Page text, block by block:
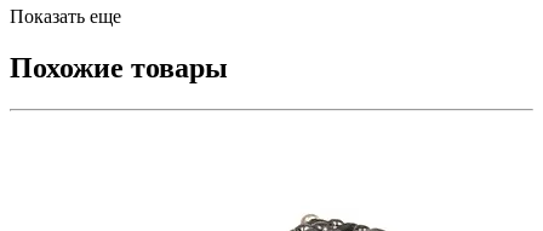
Показать еще
Похожие товары